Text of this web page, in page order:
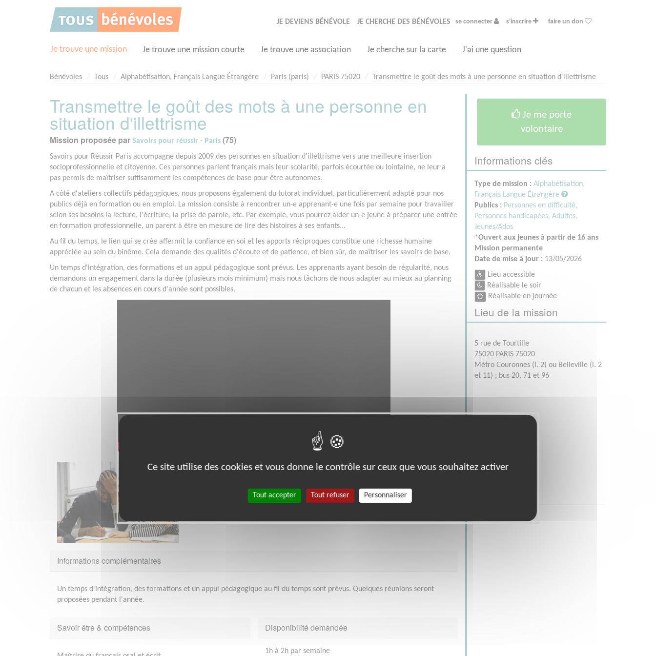
JE DEVIENS BÉNÉVOLE JE CHERCHE DES BÉNÉVOLES se connecter s'inscrire faire un don
Je trouve une mission Je trouve une mission courte Je trouve une association Je cherche sur la carte J'ai une question
Bénévoles Tous Alphabétisation, Français Langue Étrangère Paris (paris) PARIS 75020 Transmettre le goût des mots à une personne en situation d'illettrisme
Transmettre le goût des mots à une personne en
situation d'illettrisme
Mission proposée par Savoirs pour réussir - Paris (75)
Savoirs pour Réussir Paris accompagne depuis 2009 des personnes en situation d'illettrisme vers une meilleure insertion
socioprofessionnelle et citoyenne. Ces personnes parlent français mais leur scolarité, parfois écourtée ou lointaine, ne leur a
pas permis de maîtriser suffisamment les compétences de base pour être autonomes.
A côté d'ateliers collectifs pédagogiques, nous proposons également du tutorat individuel, particulièrement adapté pour nos
publics déjà en formation ou en emploi. La mission consiste à rencontrer un-e apprenant-e une fois par semaine pour travailler
selon ses besoins la lecture, l'écriture, la prise de parole, etc. Par exemple, vous pourrez aider un-e jeune à préparer une entrée
en formation professionnelle, un parent à être en mesure de lire des histoires à ses enfants...
Au fil du temps, le lien qui se crée affermit la confiance en soi et les apports réciproques constitue une richesse humaine
appréciée au sein du binôme. Cela demande des qualités d'écoute et de patience, et bien sûr, de maîtriser les savoirs de base.
Un temps d'intégration, des formations et un appui pédagogique sont prévus. Les apprenants ayant besoin de régularité, nous
demandons un engagement dans la durée (plusieurs mois minimum) mais nous tâchons de nous adapter au mieux au planning
de chacun et les absences en cours d'année sont possibles.
Informations complémentaires
Un temps d'intégration, des formations et un appui pédagogique au fil du temps sont prévus. Quelques réunions seront
proposées pendant l'année.
Savoir être & compétences Disponibilité demandée
1h à 2h par semaine
Je me porte
volontaire
Informations clés
Type de mission : Alphabétisation,
Français Langue Étrangère
Publics : Personnes en difficulté,
Personnes handicapées, Adultes,
Jeunes/Ados
*Ouvert aux jeunes à partir de 16 ans
Mission permanente
Date de mise à jour : 13/05/2026
Lieu accessible
Réalisable le soir
Réalisable en journée
Lieu de la mission
5 rue de Tourtille
75020 PARIS 75020
Métro Couronnes (l. 2) ou Belleville (l. 2
et 11) ; bus 20, 71 et 96
Ce site utilise des cookies et vous donne le contrôle sur ceux que vous souhaitez activer
Tout accepter Tout refuser Personnaliser